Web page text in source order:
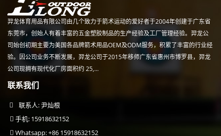
羿龙体育用品有限公司由几个致力于箭术运动的爱好者于2004年创建于广东省
东莞市，创始人有着丰富的五金塑胶制品的生产经验及工厂管理经验。羿龙公
司始创初期主要为美国各品牌箭术用品OEM及ODM服务，积累了丰富的行业经
验。因公司业务不断发展，羿龙公司于2015年移师广东省惠州市博罗县，羿龙
公司现拥有现代化厂房面积约 25,...
联系我们
联系人: 尹灿根
手机: 15918632152
Whatsapp: +86 15918632152